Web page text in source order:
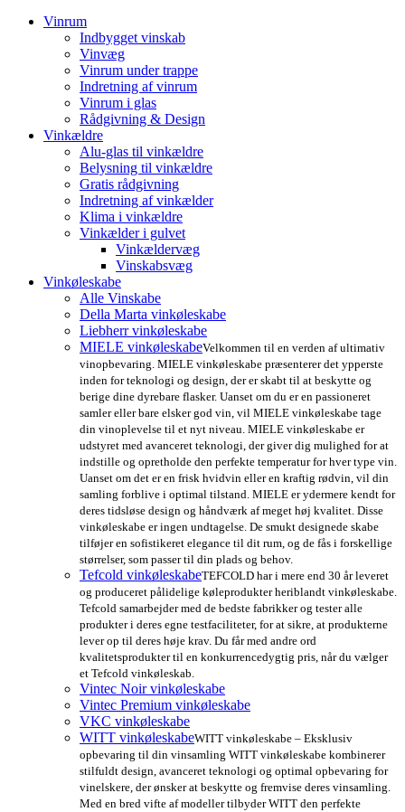
Vinrum
Indbygget vinskab
Vinvæg
Vinrum under trappe
Indretning af vinrum
Vinrum i glas
Rådgivning & Design
Vinkældre
Alu-glas til vinkældre
Belysning til vinkældre
Gratis rådgivning
Indretning af vinkælder
Klima i vinkældre
Vinkælder i gulvet
Vinkældervæg
Vinskabsvæg
Vinkøleskabe
Alle Vinskabe
Della Marta vinkøleskabe
Liebherr vinkøleskabe
MIELE vinkøleskabeVelkommen til en verden af ultimativ
vinopbevaring. MIELE vinkøleskabe præsenterer det ypperste
inden for teknologi og design, der er skabt til at beskytte og
berige dine dyrebare flasker. Uanset om du er en passioneret
samler eller bare elsker god vin, vil MIELE vinkøleskabe tage
din vinoplevelse til et nyt niveau. MIELE vinkøleskabe er
udstyret med avanceret teknologi, der giver dig mulighed for at
indstille og opretholde den perfekte temperatur for hver type vin.
Uanset om det er en frisk hvidvin eller en kraftig rødvin, vil din
samling forblive i optimal tilstand. MIELE er ydermere kendt for
deres tidsløse design og håndværk af meget høj kvalitet. Disse
vinkøleskabe er ingen undtagelse. De smukt designede skabe
tilføjer en sofistikeret elegance til dit rum, og de fås i forskellige
størrelser, som passer til din plads og behov.
Tefcold vinkøleskabeTEFCOLD har i mere end 30 år leveret
og produceret pålidelige køleprodukter heriblandt vinkøleskabe.
Tefcold samarbejder med de bedste fabrikker og tester alle
produkter i deres egne testfaciliteter, for at sikre, at produkterne
lever op til deres høje krav. Du får med andre ord
kvalitetsprodukter til en konkurrencedygtig pris, når du vælger
et Tefcold vinkøleskab.
Vintec Noir vinkøleskabe
Vintec Premium vinkøleskabe
VKC vinkøleskabe
WITT vinkøleskabeWITT vinkøleskabe – Eksklusiv
opbevaring til din vinsamling WITT vinkøleskabe kombinerer
stilfuldt design, avanceret teknologi og optimal opbevaring for
vinelskere, der ønsker at beskytte og fremvise deres vinsamling.
Med en bred vifte af modeller tilbyder WITT den perfekte